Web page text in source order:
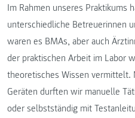
Im Rahmen unseres Praktikums
unterschiedliche Betreuerinnen
waren es BMAs, aber auch
der praktischen Arbeit im Labor
theoretisches Wissen vermittelt.
Geräten durften wir manuelle
oder selbstständig mit